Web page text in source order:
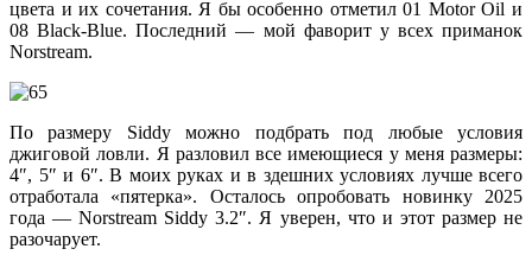
цвета и их сочетания. Я бы особенно отметил 01 Motor Oil и
08 Black-Blue. Последний — мой фаворит у всех приманок
Norstream.
По размеру Siddy можно подбрать под любые условия
джиговой ловли. Я разловил все имеющиеся у меня размеры:
4″, 5″ и 6″. В моих руках и в здешних условиях лучше всего
отработала «пятерка». Осталось опробовать новинку 2025
года — Norstream Siddy 3.2″. Я уверен, что и этот размер не
разочарует.